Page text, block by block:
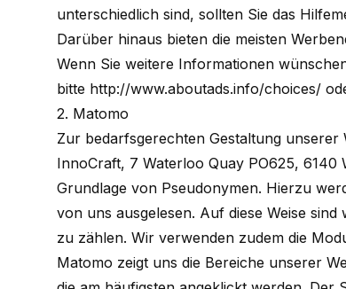
unterschiedlich sind, sollten Sie das
Darüber hinaus bieten die meisten
Wenn Sie weitere Informationen
bitte http://www.aboutads.info/choices/
2. Matomo
Zur bedarfsgerechten Gestaltung unserer
InnoCraft, 7 Waterloo Quay PO625,
Grundlage von Pseudonymen. Hierzu
von uns ausgelesen. Auf diese Weise
zu zählen. Wir verwenden zudem die
Matomo zeigt uns die Bereiche unserer